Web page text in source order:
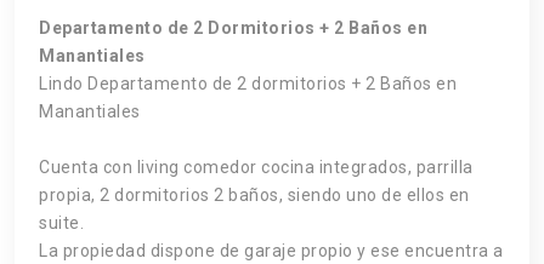
Departamento de 2 Dormitorios + 2 Baños en
Manantiales
Lindo Departamento de 2 dormitorios + 2 Baños en
Manantiales
Cuenta con living comedor cocina integrados, parrilla
propia, 2 dormitorios 2 baños, siendo uno de ellos en
suite.
La propiedad dispone de garaje propio y ese encuentra a